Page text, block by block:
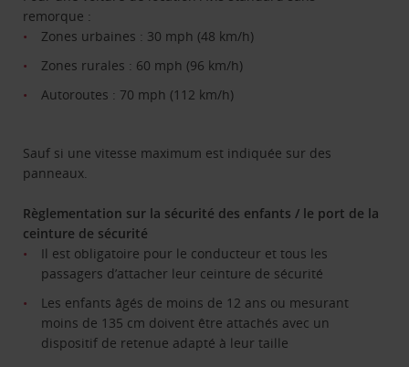
remorque :
Zones urbaines : 30 mph (48 km/h)
Zones rurales : 60 mph (96 km/h)
Autoroutes : 70 mph (112 km/h)
Sauf si une vitesse maximum est indiquée sur des
panneaux.
Règlementation sur la sécurité des enfants / le port de la
ceinture de sécurité
Il est obligatoire pour le conducteur et tous les
passagers d’attacher leur ceinture de sécurité
Les enfants âgés de moins de 12 ans ou mesurant
moins de 135 cm doivent être attachés avec un
dispositif de retenue adapté à leur taille